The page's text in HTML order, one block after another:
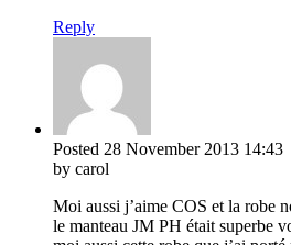
Reply
Posted 28 November 2013 14:43
by carol
Moi aussi j’aime COS et la robe
le manteau JM PH était superbe